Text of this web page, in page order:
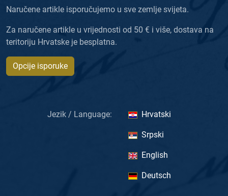
Naručene artikle isporučujemo u sve zemlje svijeta.
Za naručene artikle u vrijednosti od 50 € i više, dostava na
teritoriju Hrvatske je besplatna.
Opcije isporuke
Jezik / Language: Hrvatski
Srpski
English
Deutsch